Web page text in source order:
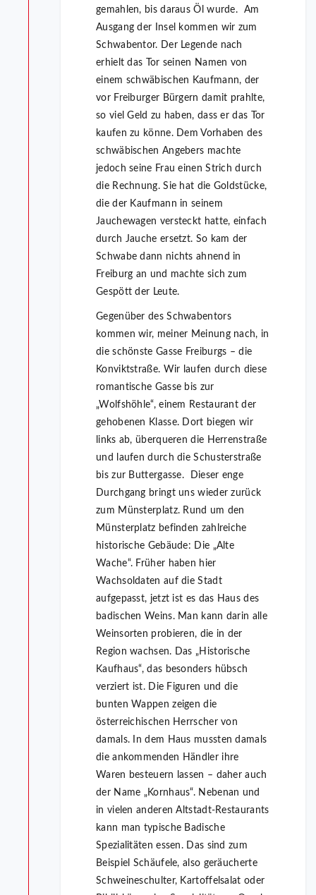
gemahlen, bis daraus Öl wurde. Am
Ausgang der Insel kommen wir zum
Schwabentor. Der Legende nach
erhielt das Tor seinen Namen von
einem schwäbischen Kaufmann, der
vor Freiburger Bürgern damit prahlte,
so viel Geld zu haben, dass er das Tor
kaufen zu könne. Dem Vorhaben des
schwäbischen Angebers machte
jedoch seine Frau einen Strich durch
die Rechnung. Sie hat die Goldstücke,
die der Kaufmann in seinem
Jauchewagen versteckt hatte, einfach
durch Jauche ersetzt. So kam der
Schwabe dann nichts ahnend in
Freiburg an und machte sich zum
Gespött der Leute.
Gegenüber des Schwabentors
kommen wir, meiner Meinung nach, in
die schönste Gasse Freiburgs – die
Konviktstraße. Wir laufen durch diese
romantische Gasse bis zur
„Wolfshöhle“, einem Restaurant der
gehobenen Klasse. Dort biegen wir
links ab, überqueren die Herrenstraße
und laufen durch die Schusterstraße
bis zur Buttergasse. Dieser enge
Durchgang bringt uns wieder zurück
zum Münsterplatz. Rund um den
Münsterplatz befinden zahlreiche
historische Gebäude: Die „Alte
Wache“. Früher haben hier
Wachsoldaten auf die Stadt
aufgepasst, jetzt ist es das Haus des
badischen Weins. Man kann darin alle
Weinsorten probieren, die in der
Region wachsen. Das „Historische
Kaufhaus“, das besonders hübsch
verziert ist. Die Figuren und die
bunten Wappen zeigen die
österreichischen Herrscher von
damals. In dem Haus mussten damals
die ankommenden Händler ihre
Waren besteuern lassen – daher auch
der Name „Kornhaus“. Nebenan und
in vielen anderen Altstadt-Restaurants
kann man typische Badische
Spezialitäten essen. Das sind zum
Beispiel Schäufele, also geräucherte
Schweineschulter, Kartoffelsalat oder